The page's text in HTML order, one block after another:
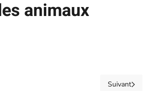
animaux
Suivant